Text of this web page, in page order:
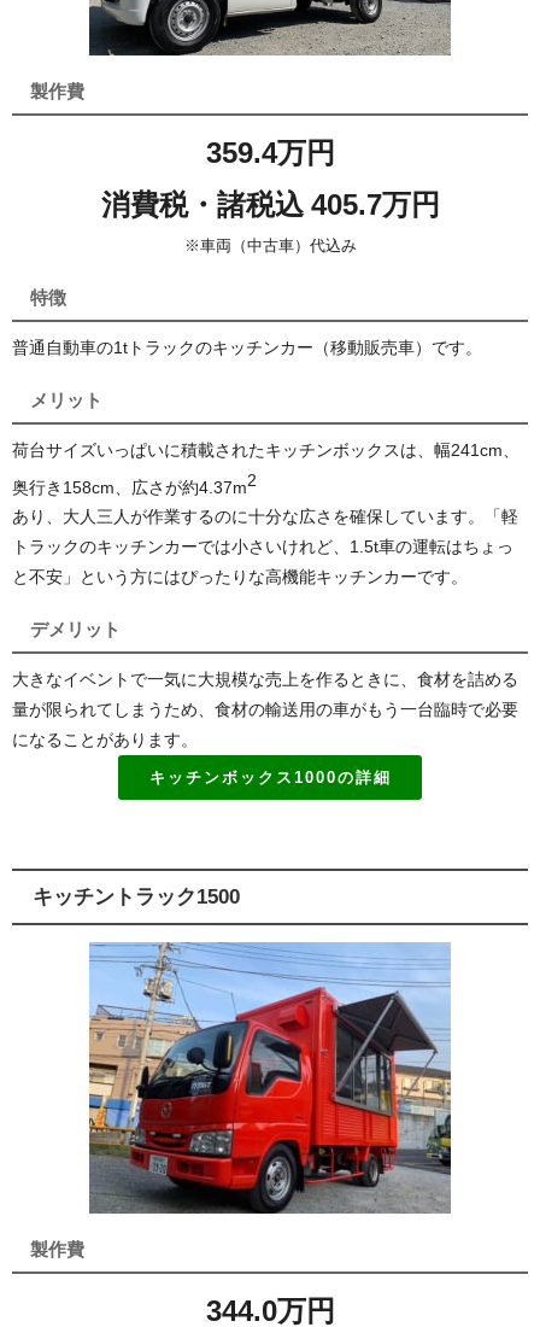
製作費
359.4万円
消費税・諸税込 405.7万円
※車両（中古車）代込み
特徴
普通自動車の1tトラックのキッチンカー（移動販売車）です。
メリット
荷台サイズいっぱいに積載されたキッチンボックスは、幅241cm、
奥行き158cm、広さが約4.37m2
あり、大人三人が作業するのに十分な広さを確保しています。「軽
トラックのキッチンカーでは小さいけれど、1.5t車の運転はちょっ
と不安」という方にはぴったりな高機能キッチンカーです。
デメリット
大きなイベントで一気に大規模な売上を作るときに、食材を詰める
量が限られてしまうため、食材の輸送用の車がもう一台臨時で必要
になることがあります。
キッチンボックス1000の詳細
キッチントラック1500
製作費
344.0万円